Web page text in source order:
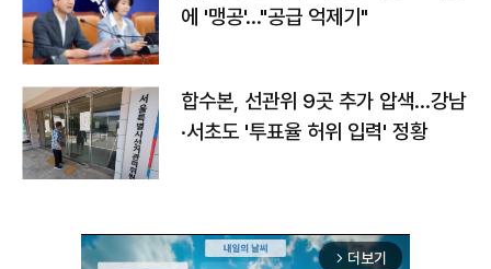
에 '맹공'…"공급 억제기"
합수본, 선관위 9곳 추가 압색…강남
·서초도 '투표율 허위 입력' 정황
arrow_forward_ios 더보기